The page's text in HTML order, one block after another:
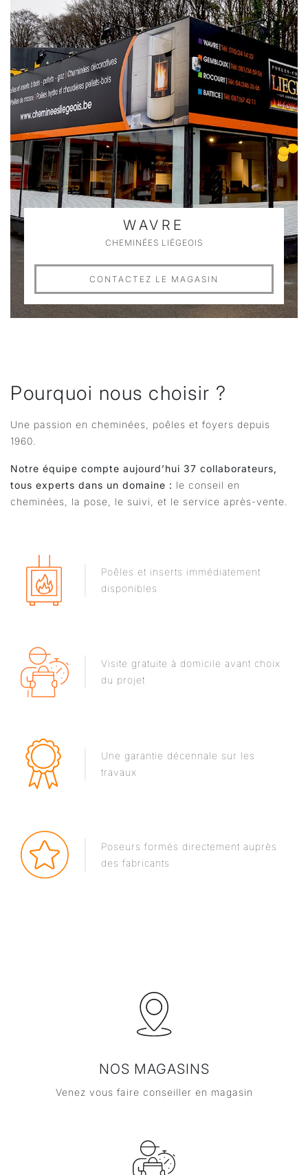
WAVRE
CHEMINÉES LIÉGEOIS
CONTACTEZ LE MAGASIN
Pourquoi nous choisir ?
Une passion en cheminées, poêles et foyers depuis
1960.
Notre équipe compte aujourd’hui 37 collaborateurs,
tous experts dans un domaine : le conseil en
cheminées, la pose, le suivi, et le service après-vente.
Visite gratuite à domicile avant choix
du projet
Poêles et inserts immédiatement
disponibles
Poseurs formés directement auprès
des fabricants
Une garantie décennale sur les
travaux
NOS MAGASINS
Venez vous faire conseiller en magasin